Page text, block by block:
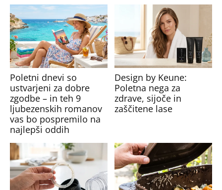
Poletni dnevi so
ustvarjeni za dobre
zgodbe – in teh 9
ljubezenskih romanov
vas bo pospremilo na
najlepši oddih
Design by Keune:
Poletna nega za
zdrave, sijoče in
zaščitene lase